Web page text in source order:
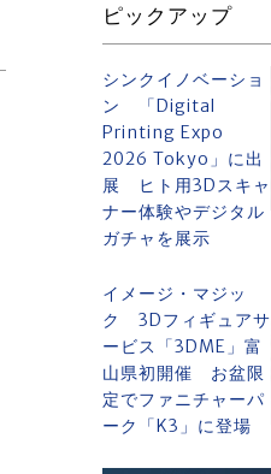
ピックアップ
シンクイノベーショ
ン 「Digital
Printing Expo
2026 Tokyo」に出
展 ヒト用3Dスキャ
ナー体験やデジタル
ガチャを展示
イメージ・マジッ
ク 3Dフィギュアサ
ービス「3DME」富
山県初開催 お盆限
定でファニチャーパ
ーク「K3」に登場